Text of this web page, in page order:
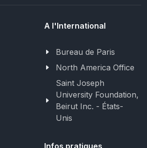
A l'International
Bureau de Paris
North America Office
Saint Joseph
University Foundation,
Beirut Inc. - États-
Unis